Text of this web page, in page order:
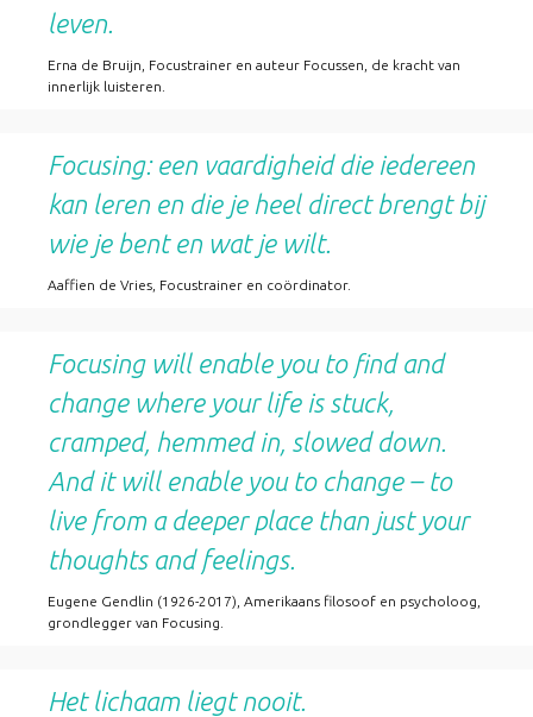
leven.
Erna de Bruijn, Focustrainer en auteur Focussen, de kracht van
innerlijk luisteren.
Focusing: een vaardigheid die iedereen
kan leren en die je heel direct brengt bij
wie je bent en wat je wilt.
Aaffien de Vries, Focustrainer en coördinator.
Focusing will enable you to find and
change where your life is stuck,
cramped, hemmed in, slowed down.
And it will enable you to change – to
live from a deeper place than just your
thoughts and feelings.
Eugene Gendlin (1926-2017), Amerikaans filosoof en psycholoog,
grondlegger van Focusing.
Het lichaam liegt nooit.